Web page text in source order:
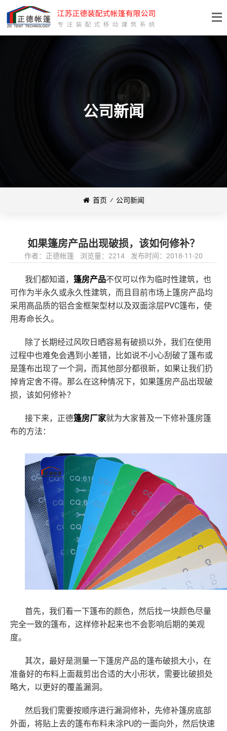
公司新闻
首页 ⁄ 公司新闻
如果篷房产品出现破损，该如何修补？
作者：正德帐篷 浏览量：2214 发布时间：2018-11-20
我们都知道，篷房产品不仅可以作为临时性建筑，也
可作为半永久或永久性建筑，而且目前市场上篷房产品均
采用高品质的铝合金框架型材以及双面涂层PVC篷布，使
用寿命长久。
除了长期经过风吹日晒容易有破损以外，我们在使用
过程中也难免会遇到小差错，比如说不小心刮破了篷布或
是篷布出现了一个洞，而其他部分都很新，如果让我们扔
掉肯定舍不得。那么在这种情况下，如果篷房产品出现破
损，该如何修补？
接下来，正德篷房厂家就为大家普及一下修补篷房篷
布的方法：
首先，我们看一下篷布的颜色，然后找一块颜色尽量
完全一致的篷布，这样修补起来也不会影响后期的美观
度。
其次，最好是测量一下篷房产品的篷布破损大小，在
准备好的布料上面裁剪出合适的大小形状，需要比破损处
略大，以更好的覆盖漏洞。
然后我们需要按顺序进行漏洞修补，先修补篷房底部
外面，将贴上去的篷布布料未涂PU的一面向外，然后快速